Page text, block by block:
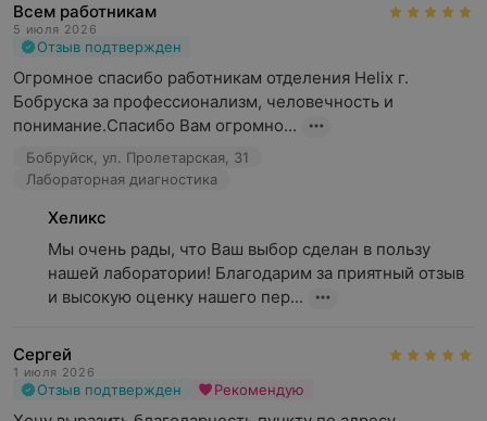
Всем работникам
5 июля 2026
Отзыв подтвержден
Огромное спасибо работникам отделения Helix г.
Бобруска за профессионализм, человечность и
понимание.Спасибо Вам огромно...
Бобруйск, ул. Пролетарская, 31
Лабораторная диагностика
Хеликс
Мы очень рады, что Ваш выбор сделан в пользу
нашей лаборатории! Благодарим за приятный отзыв
и высокую оценку нашего пер...
Сергей
1 июля 2026
Отзыв подтвержден Рекомендую